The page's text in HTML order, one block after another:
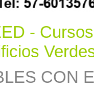
-
CON